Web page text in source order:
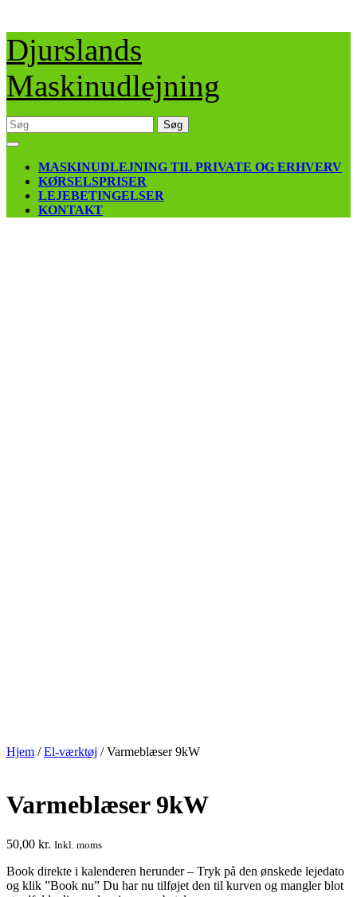
Skip
content
Djurslands
Maskinudlejning
Søg
efter:
Open
ButtonMASKINUDLEJNING TIL PRIVATE OG ERHVERV
KØRSELSPRISER
LEJEBETINGELSER
KONTAKT
Hjem /El-værktøj / Varmeblæser 9kW
Varmeblæser 9kW
50,00 kr. Inkl. moms
Book direkte i kalenderen herunder – Tryk på den ønskede lejedato
og klik ”Book nu” Du har nu tilføjet den til kurven og mangler blot